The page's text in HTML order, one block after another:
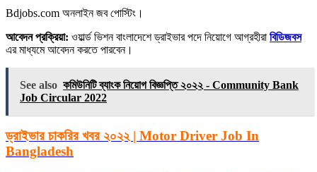
Bdjobs.com অনলাইন জব পোস্টিং।
আবেদন প্রক্রিয়া: ওয়ার্ল্ড ভিশন বাংলাদেশে ড্রাইভার পদে নিয়োগে আগ্রহীরা বিডিজবস
এর মাধ্যমে আবেদন করতে পারবেন।
See also কমিউনিটি ব্যাংক নিয়োগ বিজ্ঞপ্তি ২০২২ - Community Bank
Job Circular 2022
ড্রাইভার চাকরির খবর ২০২২ | Motor Driver Job In
Bangladesh